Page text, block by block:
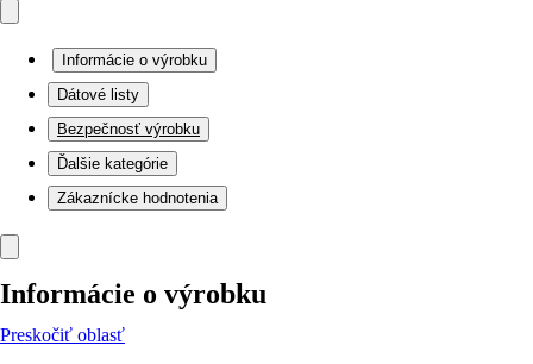
Informácie o výrobku
Dátové listy
Bezpečnosť výrobku
Ďalšie kategórie
Zákaznícke hodnotenia
Informácie o výrobku
Preskočiť oblasť